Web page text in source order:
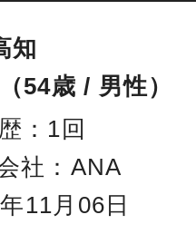
知
54歳 / 男性）
：1回
社：ANA
11月06日